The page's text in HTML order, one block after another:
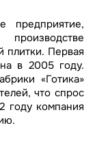
предприятие,
плитки. Первая
в 2005 году.
«Готика»
что спрос
году компания